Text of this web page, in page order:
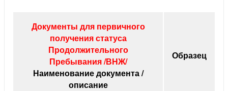
Документы для первичного
получения статуса
Продолжительного
Пребывания /ВНЖ/
Наименование документа /
описание
Образец